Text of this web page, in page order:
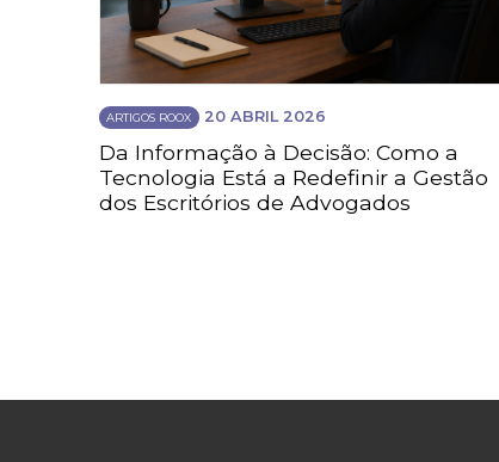
ARTIGOS ROOX 20 ABRIL 2026
Da Informação à Decisão: Como a
Tecnologia Está a Redefinir a Gestão
dos Escritórios de Advogados